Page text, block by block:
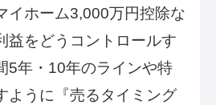
イホーム3,000万円控除な
益をどうコントロールす
5年・10年のラインや特
ように『売るタイミング